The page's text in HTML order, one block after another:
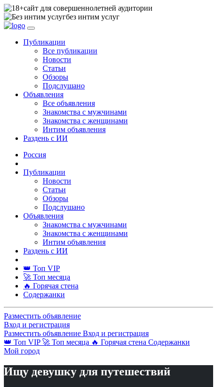
сайт для совершеннолетней аудитории
без интим услуг
Публикации
Все публикации
Новости
Статьи
Обзоры
Подслушано
Объявления
Все объявления
Знакомства с мужчинами
Знакомства с женщинами
Интим объявления
Раздень с ИИ
Россия
Публикации
Новости
Статьи
Обзоры
Подслушано
Объявления
Знакомства с мужчинами
Знакомства с женщинами
Интим объявления
Раздень с ИИ
👑 Топ VIP
🚀 Топ месяца
🔥 Горячая стена
Содержанки
Разместить объявление
Вход и регистрация
Разместить объявление Вход и регистрация
👑 Топ VIP 🚀 Топ месяца 🔥 Горячая стена Содержанки
Мой город
Ищу девушку для путешествий